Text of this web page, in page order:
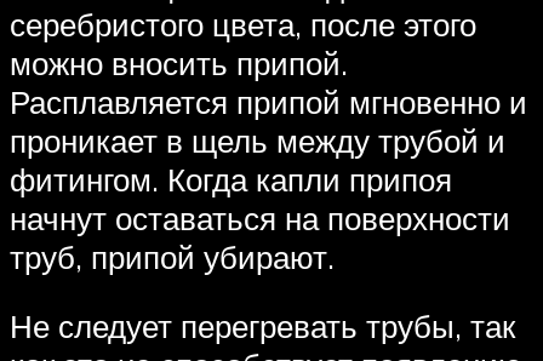
серебристого цвета, после этого
можно вносить припой.
Расплавляется припой мгновенно и
проникает в щель между трубой и
фитингом. Когда капли припоя
начнут оставаться на поверхности
труб, припой убирают.
Не следует перегревать трубы, так